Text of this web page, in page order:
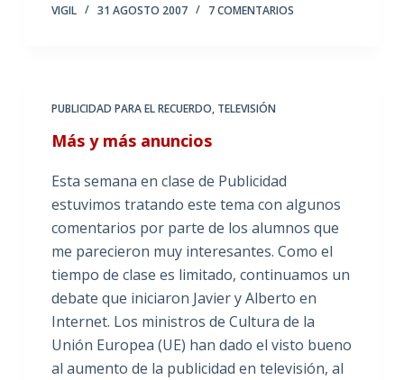
VIGIL
31 AGOSTO 2007 7 COMENTARIOS
PUBLICIDAD PARA EL RECUERDO, TELEVISIÓN
Más y más anuncios
Esta semana en clase de Publicidad
estuvimos tratando este tema con algunos
comentarios por parte de los alumnos que
me parecieron muy interesantes. Como el
tiempo de clase es limitado, continuamos un
debate que iniciaron Javier y Alberto en
Internet. Los ministros de Cultura de la
Unión Europea (UE) han dado el visto bueno
al aumento de la publicidad en televisión, al